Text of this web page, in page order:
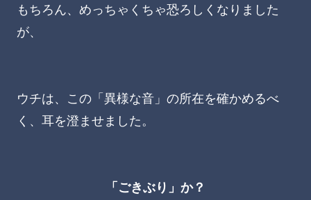
もちろん、めっちゃくちゃ恐ろしくなりました
が、
ウチは、この「異様な音」の所在を確かめるべ
く、耳を澄ませました。
「ごきぶり」か？